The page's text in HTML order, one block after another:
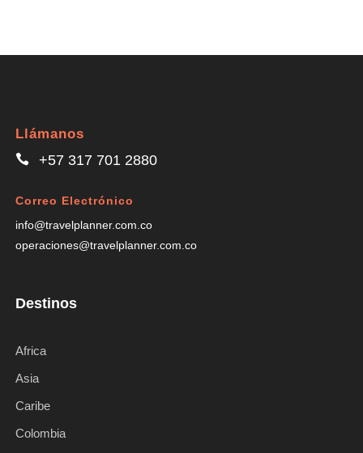
Llámanos
+57 317 701 2880
Correo Electrónico
info@travelplanner.com.co
operaciones@travelplanner.com.co
Destinos
Africa
Asia
Caribe
Colombia